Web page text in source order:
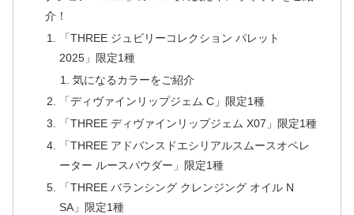
介！
「THREE ジュビリーコレクション パレット
2025」限定1種
気になるカラーをご紹介
「ディヴァインリップジェム C」限定1種
「THREE ディヴァインリップジェム X07」限定1種
「THREE アドバンスドエシリアルスムースオペレ
ーター ルースパウダー」限定1種
「THREE バランシング クレンジング オイル N
SA」限定1種